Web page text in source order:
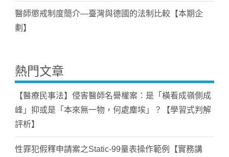
醫師懲戒制度簡介—臺灣與德國的法制比較【本期企
劃】
熱門文章
【醫療民事法】侵害醫師名譽權案：是「橫看成嶺側成
峰」抑或是「本來無一物，何處塵埃」？【學習式判解
評析】
性罪犯假釋申請案之Static-99量表操作範例【實務講